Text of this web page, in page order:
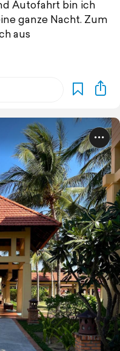
Autofahrt bin ich
ganze Nacht. Zum
aus